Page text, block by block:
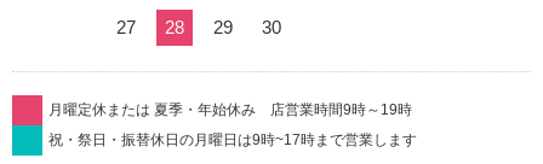
27 28 29 30
月曜定休または 夏季・年始休み 店営業時間9時～19時
祝・祭日・振替休日の月曜日は9時~17時まで営業します